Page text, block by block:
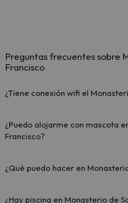
Preguntas frecuentes sobre
Francisco
¿Tiene conexión wifi el
todo el hotel.
El Monasterio de San Francisco
¿Puedo alojarme con mascota
Francisco?
petición y de pago directo en hotel).
¿Qué puedo hacer en
actividades (algunas pueden ser de
¿Hay piscina en Monasterio de